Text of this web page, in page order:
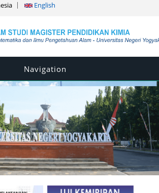
English
Navigation